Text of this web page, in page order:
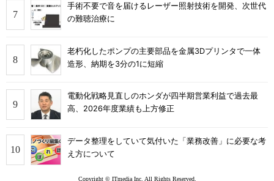
手術不要で音を届けるレーザー照射技術を開発、次世代
の難聴治療に
老朽化したポンプの主要部品を金属3Dプリンタで一体
造形、納期を3分の1に短縮
電動化戦略見直しのホンダが四半期営業利益で過去最
高、2026年度業績も上方修正
データ整理をしていて気付いた「業務改善」に必要な考
え方について
Copyright © ITmedia Inc. All Rights Reserved.